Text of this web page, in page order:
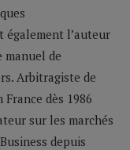
également l’auteur
manuel de
Arbitragiste de
dès 1986
sur les marchés
depuis